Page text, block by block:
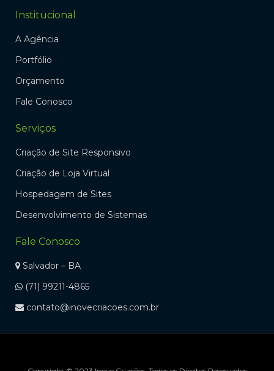
Institucional
A Agência
Portfólio
Orçamento
Fale Conosco
Serviços
Criação de Site Responsivo
Criação de Loja Virtual
Hospedagem de Sites
Desenvolvimento de Sistemas
Fale Conosco
Salvador – BA
(71) 99211-4865
contato@inovecriacoes.com.br